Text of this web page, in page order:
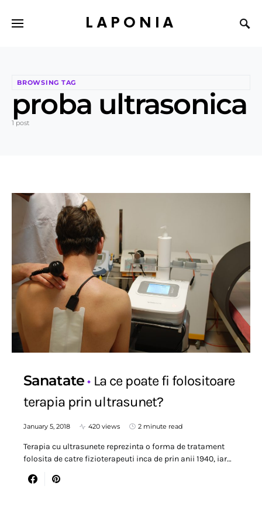
LAPONIA
BROWSING TAG
proba ultrasonica
1 post
Sanatate
La ce poate fi folositoare
terapia prin ultrasunet?
January 5, 2018 420 views 2 minute read
Terapia cu ultrasunete reprezinta o forma de tratament
folosita de catre fizioterapeuti inca de prin anii 1940, iar…